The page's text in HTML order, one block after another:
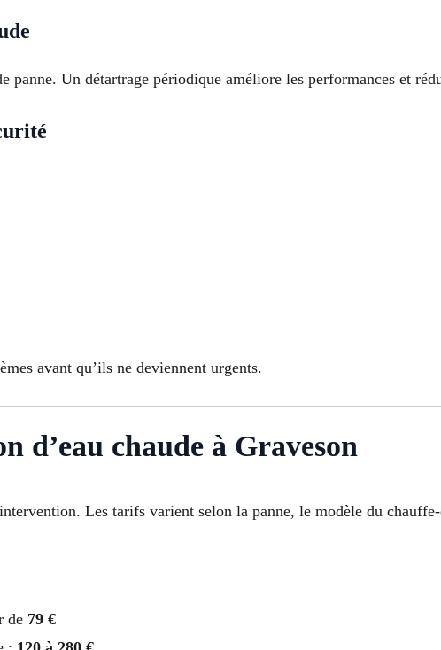
panne. Un détartrage périodique améliore les performances et
avant qu’ils ne deviennent urgents.
d’eau chaude à Graveson
Les tarifs varient selon la panne, le modèle du chauffe-
de 79 €